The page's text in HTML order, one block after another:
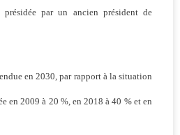
par un ancien président de
en 2030, par rapport à la situation
en 2009 à 20 %, en 2018 à 40 % et en